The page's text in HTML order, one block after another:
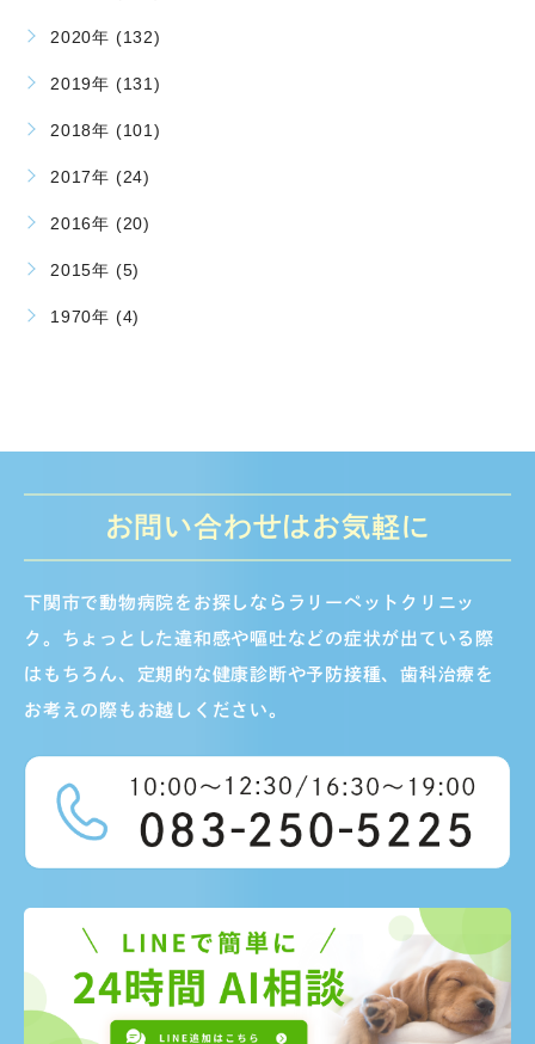
2020年 (132)
2019年 (131)
2018年 (101)
2017年 (24)
2016年 (20)
2015年 (5)
1970年 (4)
お問い合わせはお気軽に
下関市で動物病院をお探しならラリーペットクリニッ
ク。ちょっとした違和感や嘔吐などの症状が出ている際
はもちろん、定期的な健康診断や予防接種、歯科治療を
お考えの際もお越しください。